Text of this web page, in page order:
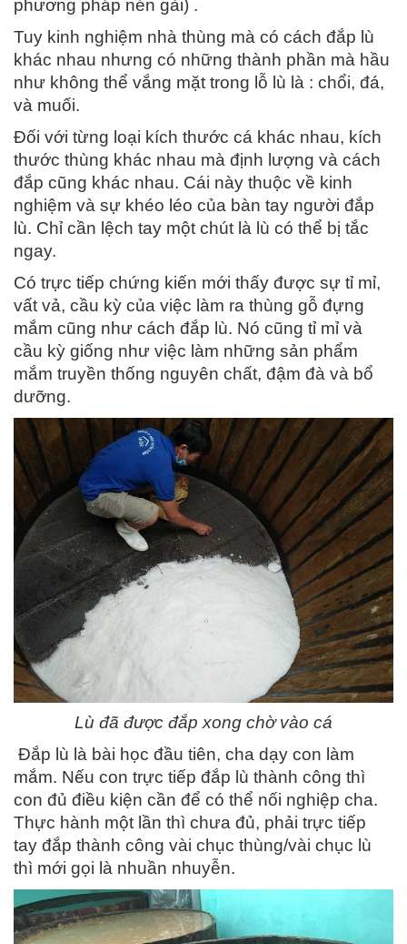
phương pháp nén gài) .
Tuy kinh nghiệm nhà thùng mà có cách đắp lù
khác nhau nhưng có những thành phần mà hầu
như không thể vắng mặt trong lỗ lù là : chổi, đá,
và muối.
Đối với từng loại kích thước cá khác nhau, kích
thước thùng khác nhau mà định lượng và cách
đắp cũng khác nhau. Cái này thuộc về kinh
nghiệm và sự khéo léo của bàn tay người đắp
lù. Chỉ cần lệch tay một chút là lù có thể bị tắc
ngay.
Có trực tiếp chứng kiến mới thấy được sự tỉ mỉ,
vất vả, cầu kỳ của việc làm ra thùng gỗ đựng
mắm cũng như cách đắp lù. Nó cũng tỉ mỉ và
cầu kỳ giống như việc làm những sản phẩm
mắm truyền thống nguyên chất, đậm đà và bổ
dưỡng.
Lù đã được đắp xong chờ vào cá
Đắp lù là bài học đầu tiên, cha dạy con làm
mắm. Nếu con trực tiếp đắp lù thành công thì
con đủ điều kiện cần để có thể nối nghiệp cha.
Thực hành một lần thì chưa đủ, phải trực tiếp
tay đắp thành công vài chục thùng/vài chục lù
thì mới gọi là nhuần nhuyễn.